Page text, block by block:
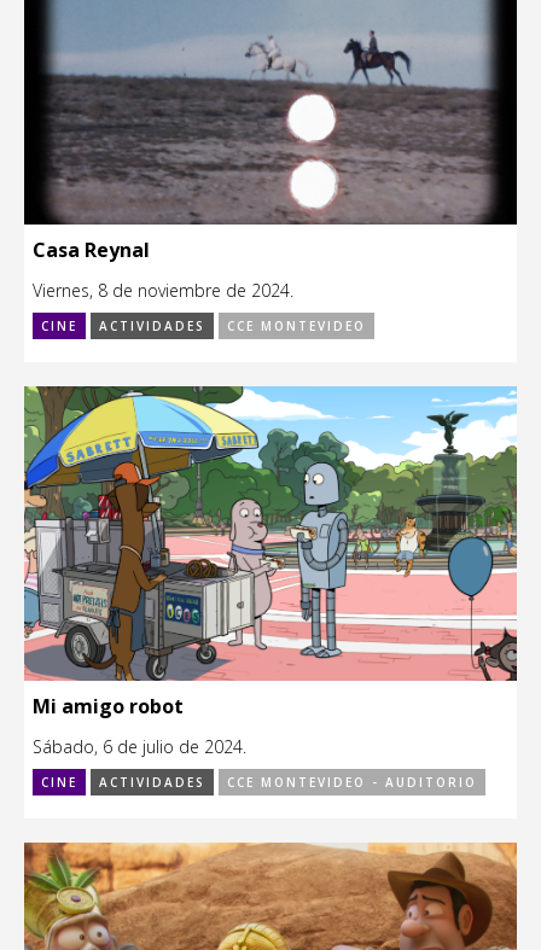
Casa Reynal
Viernes, 8 de noviembre de 2024.
CINE ACTIVIDADES CCE MONTEVIDEO
Mi amigo robot
Sábado, 6 de julio de 2024.
CINE ACTIVIDADES CCE MONTEVIDEO - AUDITORIO